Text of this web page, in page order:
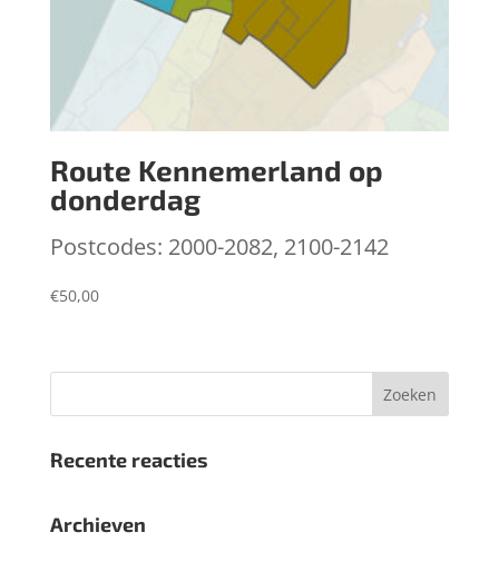
Route Kennemerland op
donderdag
Postcodes: 2000-2082, 2100-2142
€50,00
Recente reacties
Archieven